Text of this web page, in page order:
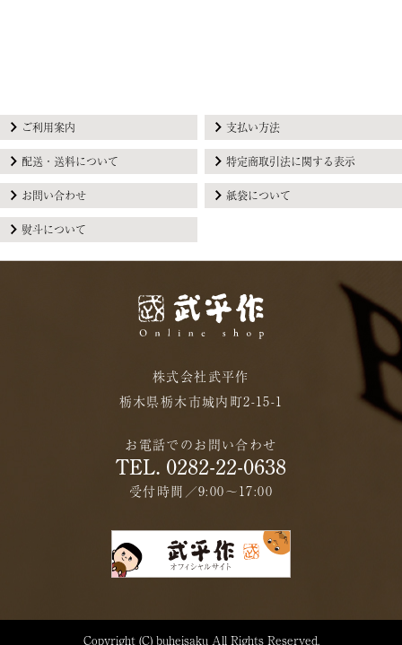
ご利用案内 支払い方法
配送・送料について 特定商取引法に関する表示
お問い合わせ 紙袋について
熨斗について
株式会社武平作
栃木県栃木市城内町2-15-1
お電話でのお問い合わせ
TEL. 0282-22-0638
受付時間／9:00〜17:00
Copyright (C) buheisaku All Rights Reserved.